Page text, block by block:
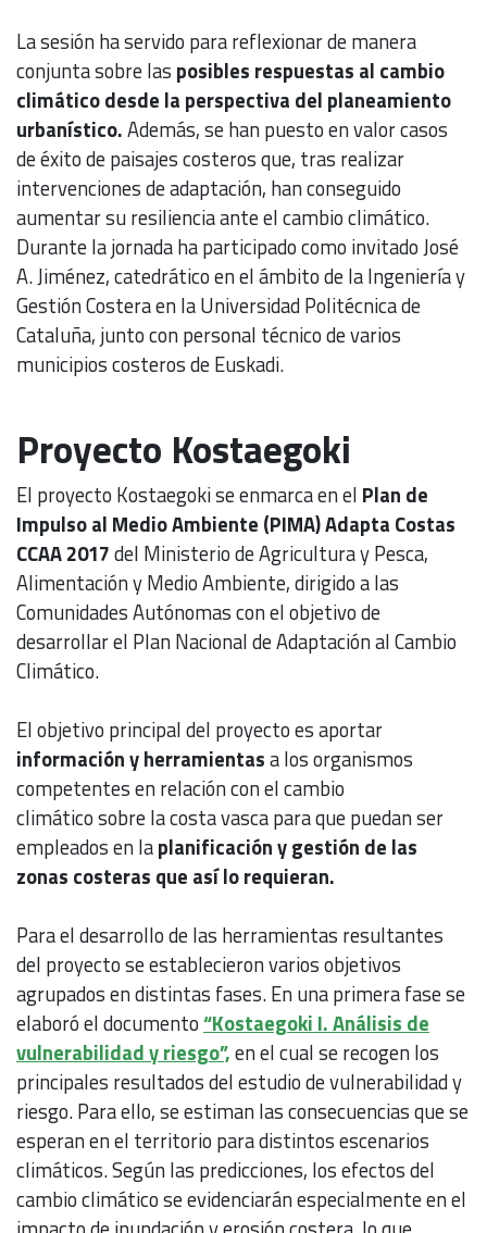
La sesión ha servido para reflexionar de manera
conjunta sobre las posibles respuestas al cambio
climático desde la perspectiva del planeamiento
urbanístico.Además, se han puesto en valor casos
de éxito de paisajes costeros que, tras realizar
intervenciones de adaptación, han conseguido
aumentar su resiliencia ante el cambio climático.
Durante la jornada ha participado como invitado José
A. Jiménez, catedrático en el ámbito de la Ingeniería y
Gestión Costera en la Universidad Politécnica de
Cataluña, junto con personal técnico de varios
municipios costeros de Euskadi.
Proyecto Kostaegoki
El proyecto Kostaegoki se enmarca en el Plan de
Impulso al Medio Ambiente (PIMA) Adapta Costas
CCAA 2017del Ministerio de Agricultura y Pesca,
Alimentación y Medio Ambiente, dirigido a las
Comunidades Autónomas con el objetivo de
desarrollar el Plan Nacional de Adaptación al Cambio
Climático.
El objetivo principal del proyecto es aportar
información y herramientasa los organismos
competentes en relación con el cambio
climático sobre la costa vasca para que puedan ser
empleados en laplanificación y gestión de las
zonas costeras que así lo requieran.
Para el desarrollo de las herramientas resultantes
del proyecto se establecieron varios objetivos
agrupados en distintas fases. En una primera fase se
elaboró el documento“Kostaegoki I. Análisis de
vulnerabilidad y riesgo”,en el cual se recogen los
principales resultados del estudio de vulnerabilidad y
riesgo. Para ello, se estiman las consecuencias que se
esperan en el territorio para distintos escenarios
climáticos. Según las predicciones, los efectos del
cambio climático se evidenciarán especialmente en el